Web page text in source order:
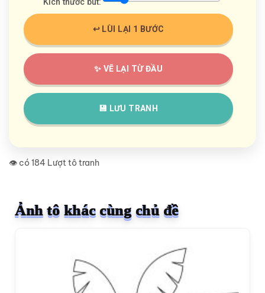
↩️ LÙI LẠI 1 BƯỚC
✨ VẼ LẠI TỪ ĐẦU
💾 LƯU TRANH
👁️ có 184 Lượt tô tranh
Ảnh tô khác cùng chủ đề